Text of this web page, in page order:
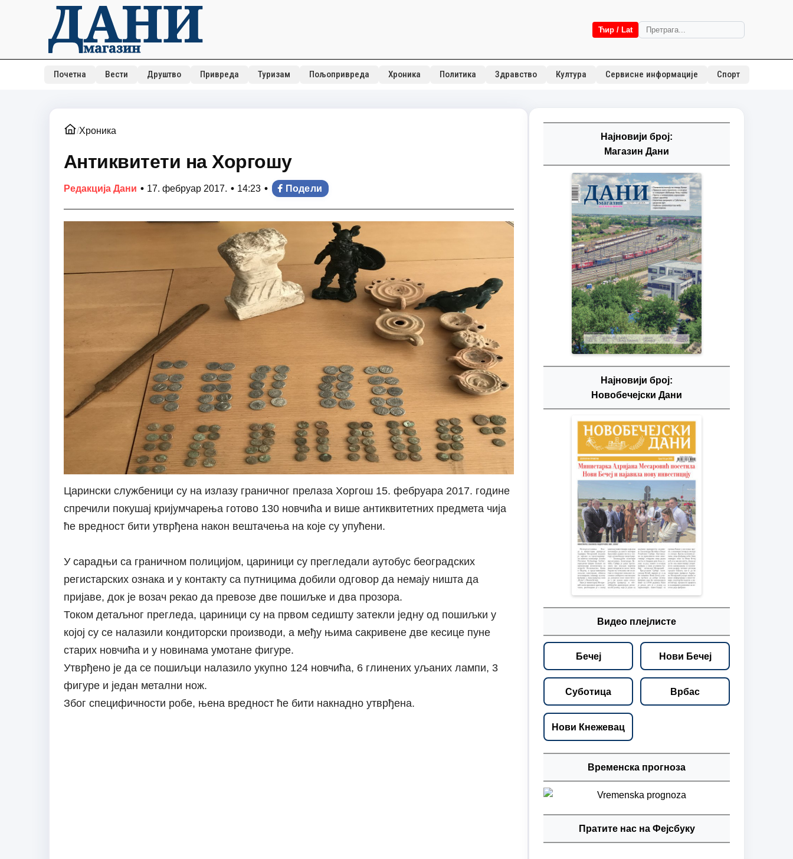
Ћир / Lat
Почетна Вести Друштво Привреда Туризам Пољопривреда Хроника Политика Здравство Култура Сервисне информације Спорт
/Хроника
Антиквитети на Хоргошу
Редакција Дани • 17. фебруар 2017. • 14:23 • Подели
Царински службеници су на излазу граничног прелаза Хоргош 15. фебруара 2017. године
спречили покушај кријумчарења готово 130 новчића и више антиквитетних предмета чија
ће вредност бити утврђена након вештачења на које су упућени.
У сарадњи са граничном полицијом, цариници су прегледали аутобус београдских
регистарских ознака и у контакту са путницима добили одговор да немају ништа да
пријаве, док је возач рекао да превозе две пошиљке и два прозора.
Током детаљног прегледа, цариници су на првом седишту затекли једну од пошиљки у
којој су се налазили кондиторски производи, а међу њима сакривене две кесице пуне
старих новчића и у новинама умотане фигуре.
Утврђено је да се пошиљци налазило укупно 124 новчића, 6 глинених уљаних лампи, 3
фигуре и један метални нож.
Због специфичности робе, њена вредност ће бити накнадно утврђена.
Најновији број:
Магазин Дани
Најновији број:
Новобечејски Дани
Видео плејлисте
Бечеј Нови Бечеј
Суботица Врбас
Нови Кнежевац
Временска прогноза
Пратите нас на Фејсбуку